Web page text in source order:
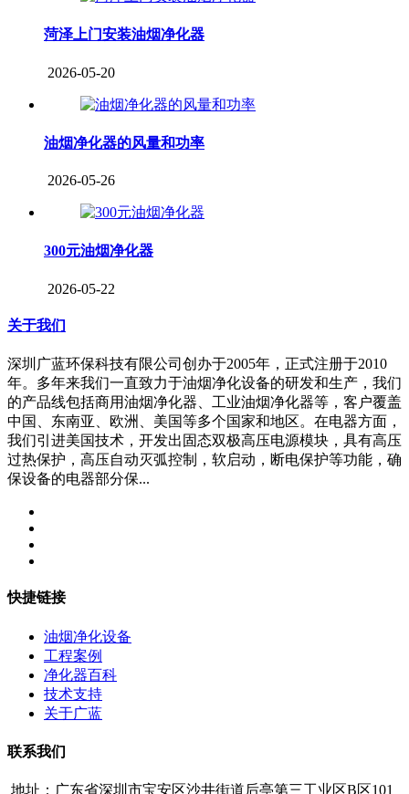
菏泽上门安装油烟净化器
2026-05-20
油烟净化器的风量和功率
2026-05-26
300元油烟净化器
2026-05-22
关于我们
深圳广蓝环保科技有限公司创办于2005年，正式注册于2010
年。多年来我们一直致力于油烟净化设备的研发和生产，我们
的产品线包括商用油烟净化器、工业油烟净化器等，客户覆盖
中国、东南亚、欧洲、美国等多个国家和地区。在电器方面，
我们引进美国技术，开发出固态双极高压电源模块，具有高压
过热保护，高压自动灭弧控制，软启动，断电保护等功能，确
保设备的电器部分保...
快捷链接
油烟净化设备
工程案例
净化器百科
技术支持
关于广蓝
联系我们
地址：广东省深圳市宝安区沙井街道后亭第三工业区B区101